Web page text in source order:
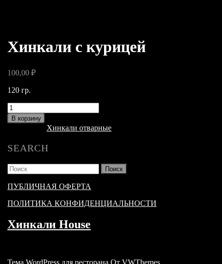
Хинкали с курицей
100,00 ₽
120 гр.
Количество
товара
Хинкали
В корзину
Хинкали отварные
SEARCH
Найти:
ПУБЛИЧНАЯ ОФЕРТА
ПОЛИТИКА КОНФИДЕНЦИАЛЬНОСТИ
Хинкали House
Тема WordPress для ресторана От VWThemes